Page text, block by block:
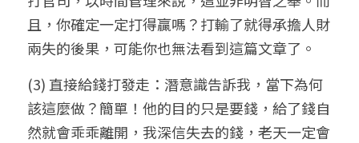
且，你確定一定打得贏嗎？打輸了就得承擔人財
兩失的後果，可能你也無法看到這篇文章了。
(3) 直接給錢打發走：潛意識告訴我，當下為何
該這麼做？簡單！他的目的只是要錢，給了錢自
然就會乖乖離開，我深信失去的錢，老天一定會